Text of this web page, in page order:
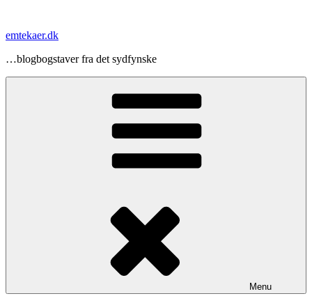
indhold
emtekaer.dk
…blogbogstaver fra det sydfynske
Menu